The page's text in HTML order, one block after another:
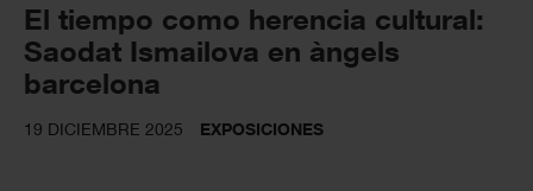
El tiempo como herencia cultural:
Saodat Ismailova en àngels
barcelona
19 DICIEMBRE 2025 EXPOSICIONES